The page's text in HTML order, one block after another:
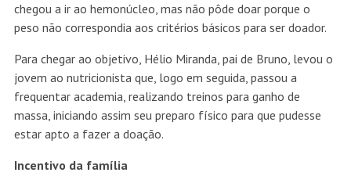
chegou a ir ao hemonúcleo, mas não pôde doar porque o
peso não correspondia aos critérios básicos para ser doador.
Para chegar ao objetivo, Hélio Miranda, pai de Bruno, levou o
jovem ao nutricionista que, logo em seguida, passou a
frequentar academia, realizando treinos para ganho de
massa, iniciando assim seu preparo físico para que pudesse
estar apto a fazer a doação.
Incentivo da família